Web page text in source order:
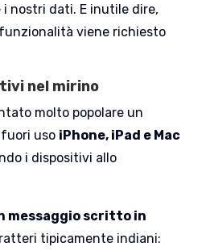
nostri dati. E inutile dire,
viene richiesto
nel mirino
molto popolare un
uso iPhone, iPad e Mac
i dispositivi allo
messaggio scritto in
tipicamente indiani: